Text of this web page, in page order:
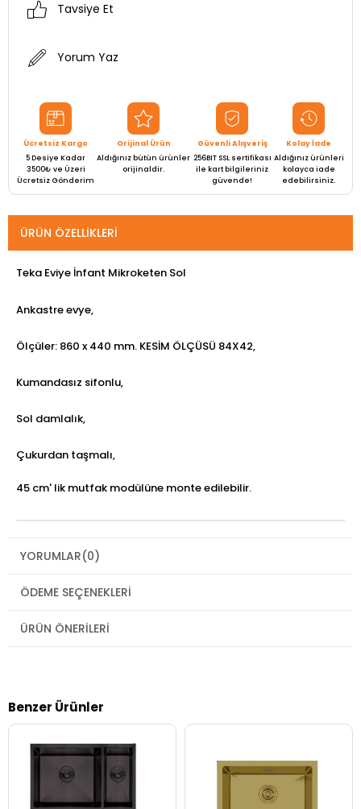
Tavsiye Et
Yorum Yaz
Ücretsiz Kargo
5 Desiye Kadar
3500₺ ve Üzeri
Ücretsiz Gönderim
Orijinal Ürün
Aldığınız bütün ürünler
orijinaldir.
Güvenli Alışveriş
256BIT SSL sertifikası
ile kart bilgileriniz
güvende!
Kolay İade
Aldığınız ürünleri
kolayca iade
edebilirsiniz.
ÜRÜN ÖZELLIKLERI
Teka Eviye İnfant Mikroketen Sol
Ankastre evye,
Ölçüler: 860 x 440 mm. KESİM ÖLÇÜSÜ 84X42,
Kumandasız sifonlu,
Sol damlalık,
Çukurdan taşmalı,
45 cm' lik mutfak modülüne monte edilebilir.
YORUMLAR(0)
ÖDEME SEÇENEKLERI
ÜRÜN ÖNERILERI
Benzer Ürünler